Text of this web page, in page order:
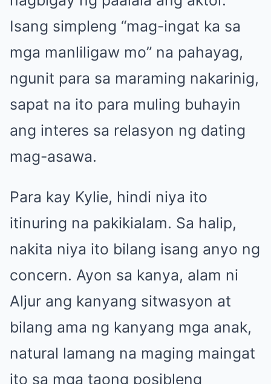
Isang simpleng “mag-ingat ka sa
mga manliligaw mo” na pahayag,
ngunit para sa maraming nakarinig,
sapat na ito para muling buhayin
ang interes sa relasyon ng dating
mag-asawa.
Para kay Kylie, hindi niya ito
itinuring na pakikialam. Sa halip,
nakita niya ito bilang isang anyo ng
concern. Ayon sa kanya, alam ni
Aljur ang kanyang sitwasyon at
bilang ama ng kanyang mga anak,
natural lamang na maging maingat
ito sa mga taong posibleng